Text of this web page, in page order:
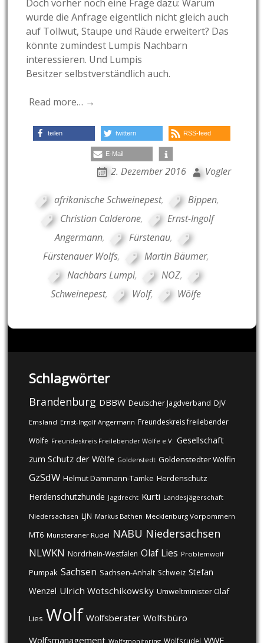
Doch vorher noch eine Frage dazu: Warum
wurde die Anfrage eigentlich nicht gleich auch
auf Tollwut, Staupe und Räude erweitert? Das
könnte zumindest Lumpis Nachbarn
interessieren. Und Lumpis
Besitzer selbstverständlich auch.
Read more… →
teilen twittern RSS-feed
E-Mail
2. Dezember 2016 Vogler
afrikanische Schweinepest, Bippen,
Christian Calderone,
Ernst-Ingolf
Angermann, Fürstenau,
Fürstenauer Wolfs, Martin Bäumer,
Nachbars Lumpi, NOZ,
Schweinepest, Wolf, Wölfe
Schlagwörter
Brandenburg DBBW Deutscher Jagdverband DJV
Emsland Ernst-Ingolf Angermann Freundeskreis freilebender
Wölfe Freundeskreis Freilebender Wölfe e.V. Gesellschaft
zum Schutz der Wölfe Goldenstedt Goldenstedter Wölfin
GzSdW Helmut Dammann-Tamke Herdenschutz
Herdenschutzhunde Jagdrecht Kurti Landesjägerschaft
Niedersachsen LJN Markus Bathen Mecklenburg Vorpommern
MT6 Munsteraner Rudel NABU Niedersachsen
NLWKN Nordrhein-Westfalen Olaf Lies Problemwolf
Pumpak Sachsen Sachsen-Anhalt Schweiz Stefan
Wenzel Ulrich Wotschikowsky Umweltminister Olaf
Lies Wolf Wolfsberater Wolfsbüro
Wolfsmanagement Wolfsmonitoring Wolfsrudel WWF